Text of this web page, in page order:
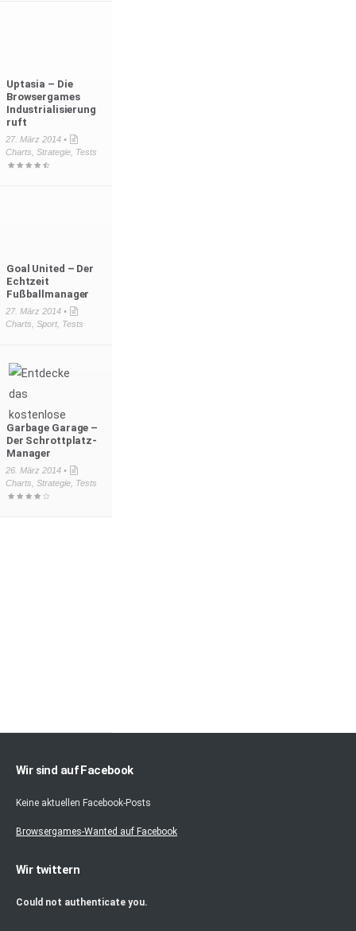
Uptasia – Die
Browsergames
Industrialisierung
ruft
27. März 2014 •
Charts Strategie, Tests
Goal United – Der
Echtzeit
Fußballmanager
27. März 2014 •
Charts Sport, Tests
Garbage Garage –
Der Schrottplatz-
Manager
26. März 2014 •
Charts Strategie, Tests
Wir sind auf Facebook
Keine aktuellen Facebook-Posts
Browsergames-Wanted auf Facebook
Wir twittern
Could not authenticate you.